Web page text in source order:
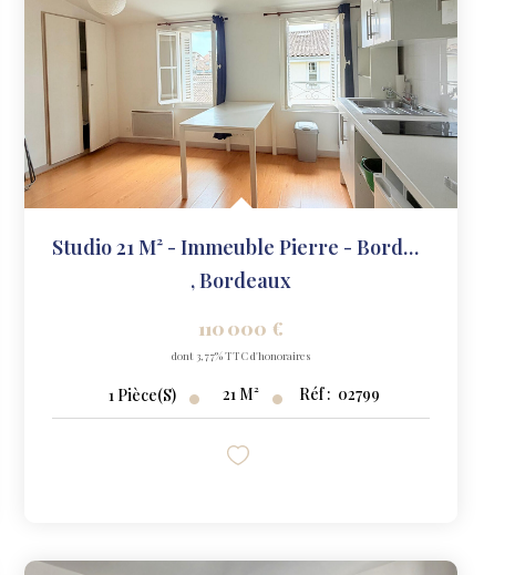
Studio 21 M² - Immeuble Pierre - Bordeaux Victoire
,Bordeaux
110 000 €
dont 3,77% TTC d'honoraires
1 Pièce(s) 21 M² Réf : 02799